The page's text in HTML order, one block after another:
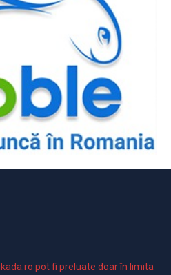
pot fi preluate doar în limita